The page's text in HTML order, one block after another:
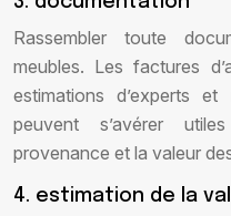
Rassembler toute
meubles. Les factures
estimations d’experts
peuvent s’avérer
provenance et la valeur
4. estimation de la